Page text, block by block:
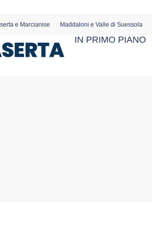
e Marcianise Maddaloni e Valle di Suessola
IN PRIMO PIANO